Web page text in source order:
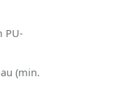
PU-
(min.